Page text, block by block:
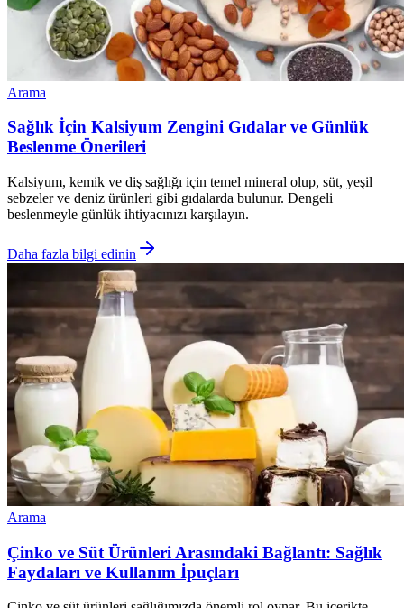
Arama
Sağlık İçin Kalsiyum Zengini Gıdalar ve Günlük
Beslenme Önerileri
Kalsiyum, kemik ve diş sağlığı için temel mineral olup, süt, yeşil
sebzeler ve deniz ürünleri gibi gıdalarda bulunur. Dengeli
beslenmeyle günlük ihtiyacınızı karşılayın.
Daha fazla bilgi edinin
Arama
Çinko ve Süt Ürünleri Arasındaki Bağlantı: Sağlık
Faydaları ve Kullanım İpuçları